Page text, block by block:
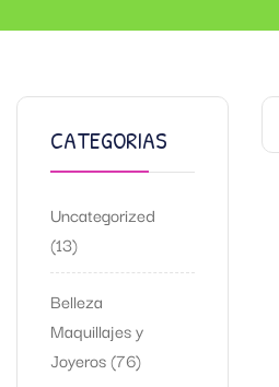
CATEGORIAS
Uncategorized
13
Belleza
Maquillajes y
Joyeros 76